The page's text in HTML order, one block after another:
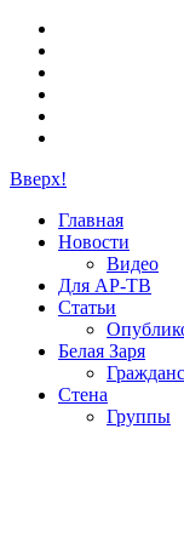
Вверх!
Главная
Новости
Видео
Для АР-ТВ
Статьи
Белая Заря
Стена
Группы